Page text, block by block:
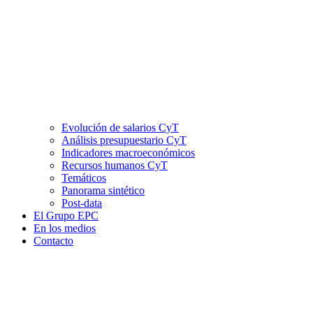
Evolución de salarios CyT
Análisis presupuestario CyT
Indicadores macroeconómicos
Recursos humanos CyT
Temáticos
Panorama sintético
Post-data
El Grupo EPC
En los medios
Contacto